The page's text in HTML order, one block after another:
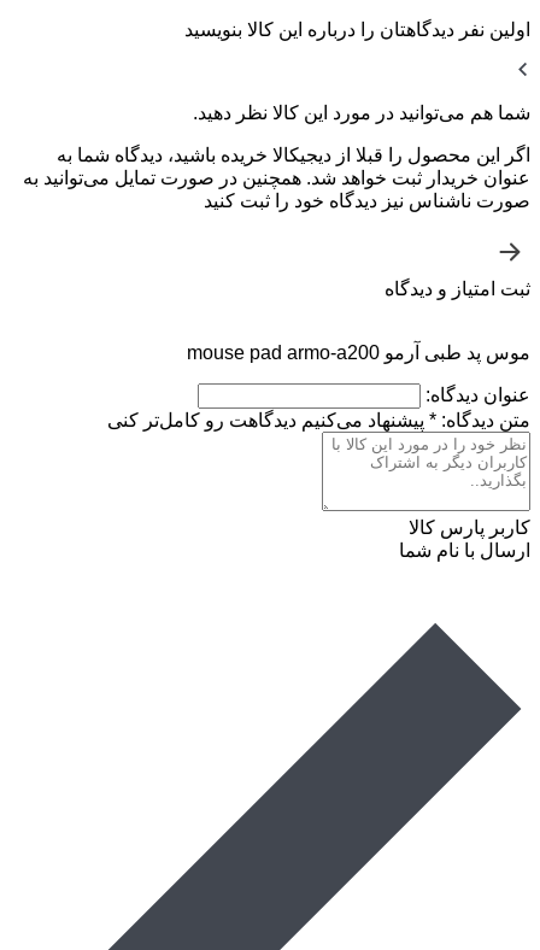
اولین نفر دیدگاهتان را درباره این کالا بنویسید
شما هم می‌توانید در مورد این کالا نظر دهید.
اگر این محصول را قبلا از دیجیکالا خریده باشید، دیدگاه شما به
عنوان خریدار ثبت خواهد شد. همچنین در صورت تمایل می‌توانید به
صورت ناشناس نیز دیدگاه خود را ثبت کنید
ثبت امتیاز و دیدگاه
موس پد طبی آرمو mouse pad armo-a200
عنوان دیدگاه:
متن دیدگاه: * پیشنهاد می‌کنیم دیدگاهت رو کامل‌تر کنی
کاربر پارس کالا
ارسال با نام شما